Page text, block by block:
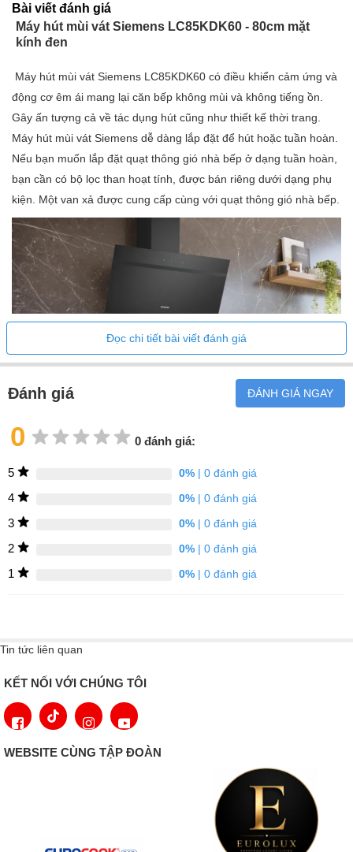
Bài viết đánh giá
Máy hút mùi vát Siemens LC85KDK60 - 80cm mặt
kính đen
Máy hút mùi vát Siemens LC85KDK60 có điều khiển cảm ứng và
động cơ êm ái mang lại căn bếp không mùi và không tiếng ồn.
Gây ấn tượng cả về tác dụng hút cũng như thiết kế thời trang.
Máy hút mùi vát Siemens dễ dàng lắp đặt để hút hoặc tuần hoàn.
Nếu bạn muốn lắp đặt quạt thông gió nhà bếp ở dạng tuần hoàn,
bạn cần có bộ lọc than hoạt tính, được bán riêng dưới dạng phụ
kiện. Một van xả được cung cấp cùng với quạt thông gió nhà bếp.
Việc điều chỉnh công suất hút và đèn LED tiết kiệm năng lượng
thật dễ dàng nhờ bộ điều khiển
touchControl của quạt thông gió
nhà bếp. Máy hút mùi có ba tác dụng thông thường và một tác
Nguồn điện chuyên sâu sẽ tự động trở lại nguồn điện bình
thường sau 5 phút.
Động cơ im lặng và bộ lọc mỡ có thể giặt bằng máy
Động cơ ngưng tụ của máy hút mùi giúp giảm ô nhiễm tiếng ồn
mà không làm giảm hiệu suất và hiệu quả. Bằng cách này, việc
nấu nướng sẽ trở nên thoải mái, trong khi nhà bếp không chỉ yên
Đọc chi tiết bài viết đánh giá
Đánh giá ĐÁNH GIÁ NGAY
0 0 đánh giá:
5 0%| 0 đánh giá
4 0%| 0 đánh giá
3 0%| 0 đánh giá
2 0%| 0 đánh giá
1 0%| 0 đánh giá
Tin tức liên quan
KẾT NỐI VỚI CHÚNG TÔI
WEBSITE CÙNG TẬP ĐOÀN